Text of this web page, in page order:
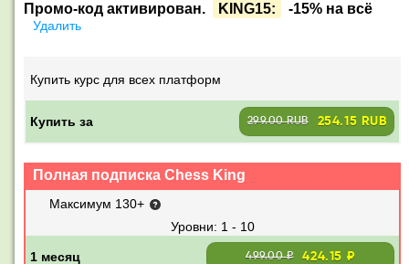
Промо-код активирован. KING15: -15% на всё
Удалить
Купить курс для всех платформ
Купить за 299.00 RUB 254.15 RUB
Полная подписка Chess King
Максимум 130+
1 - 10
499.00 ₽ 424.15 ₽